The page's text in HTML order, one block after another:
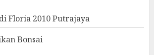
Floria 2010 Putrajaya
Bonsai